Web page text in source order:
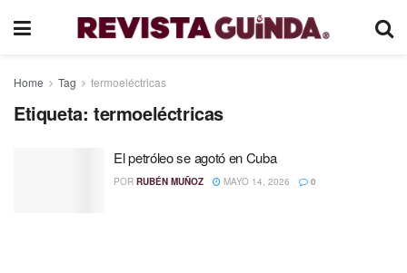
Home Tag termoeléctricas
Etiqueta: termoeléctricas
El petróleo se agotó en Cuba
POR RUBÉN MUÑOZ MAYO 14, 2026 0